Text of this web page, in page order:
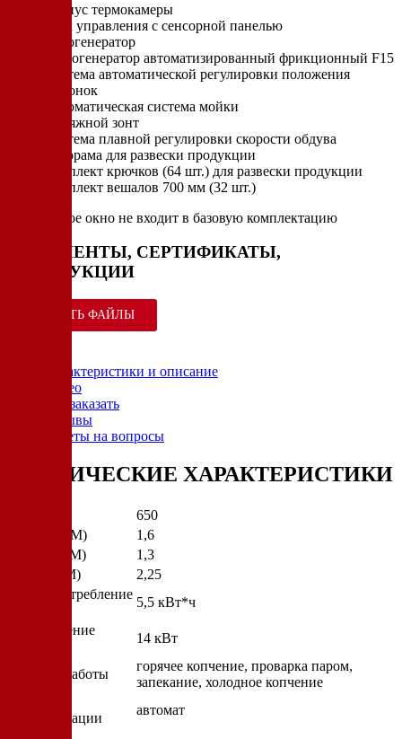
Корпус термокамеры
Блок управления с сенсорной панелью
Парогенератор
Дымогенератор автоматизированный фрикционный F15
Система автоматической регулировки положения
заслонок
Автоматическая система мойки
Вытяжной зонт
Система плавной регулировки скорости обдува
Еврорама для развески продукции
Комплект крючков (64 шт.) для развески продукции
Комплект вешалов 700 мм (32 шт.)
* смотровое окно не входит в базовую комплектацию
ДОКУМЕНТЫ, СЕРТИФИКАТЫ,
ИНСТРУКЦИИ
СКАЧАТЬ ФАЙЛЫ
Характеристики и описание
Видео
Как заказать
Отзывы
Ответы на вопросы
ТЕХНИЧЕСКИЕ ХАРАКТЕРИСТИКИ
650
Ширина (М)
1,6
Глубина (М)
1,3
Высота (М)
2,25
Энергопотребление
5,5 кВт*ч
Подключение
14 кВт
Режимы работы
горячее копчение, проварка паром,
запекание, холодное копчение
автоматизации
автомат